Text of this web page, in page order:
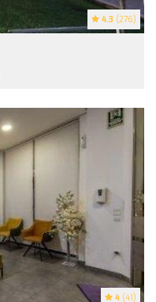
4.3 (276)
4 (41)